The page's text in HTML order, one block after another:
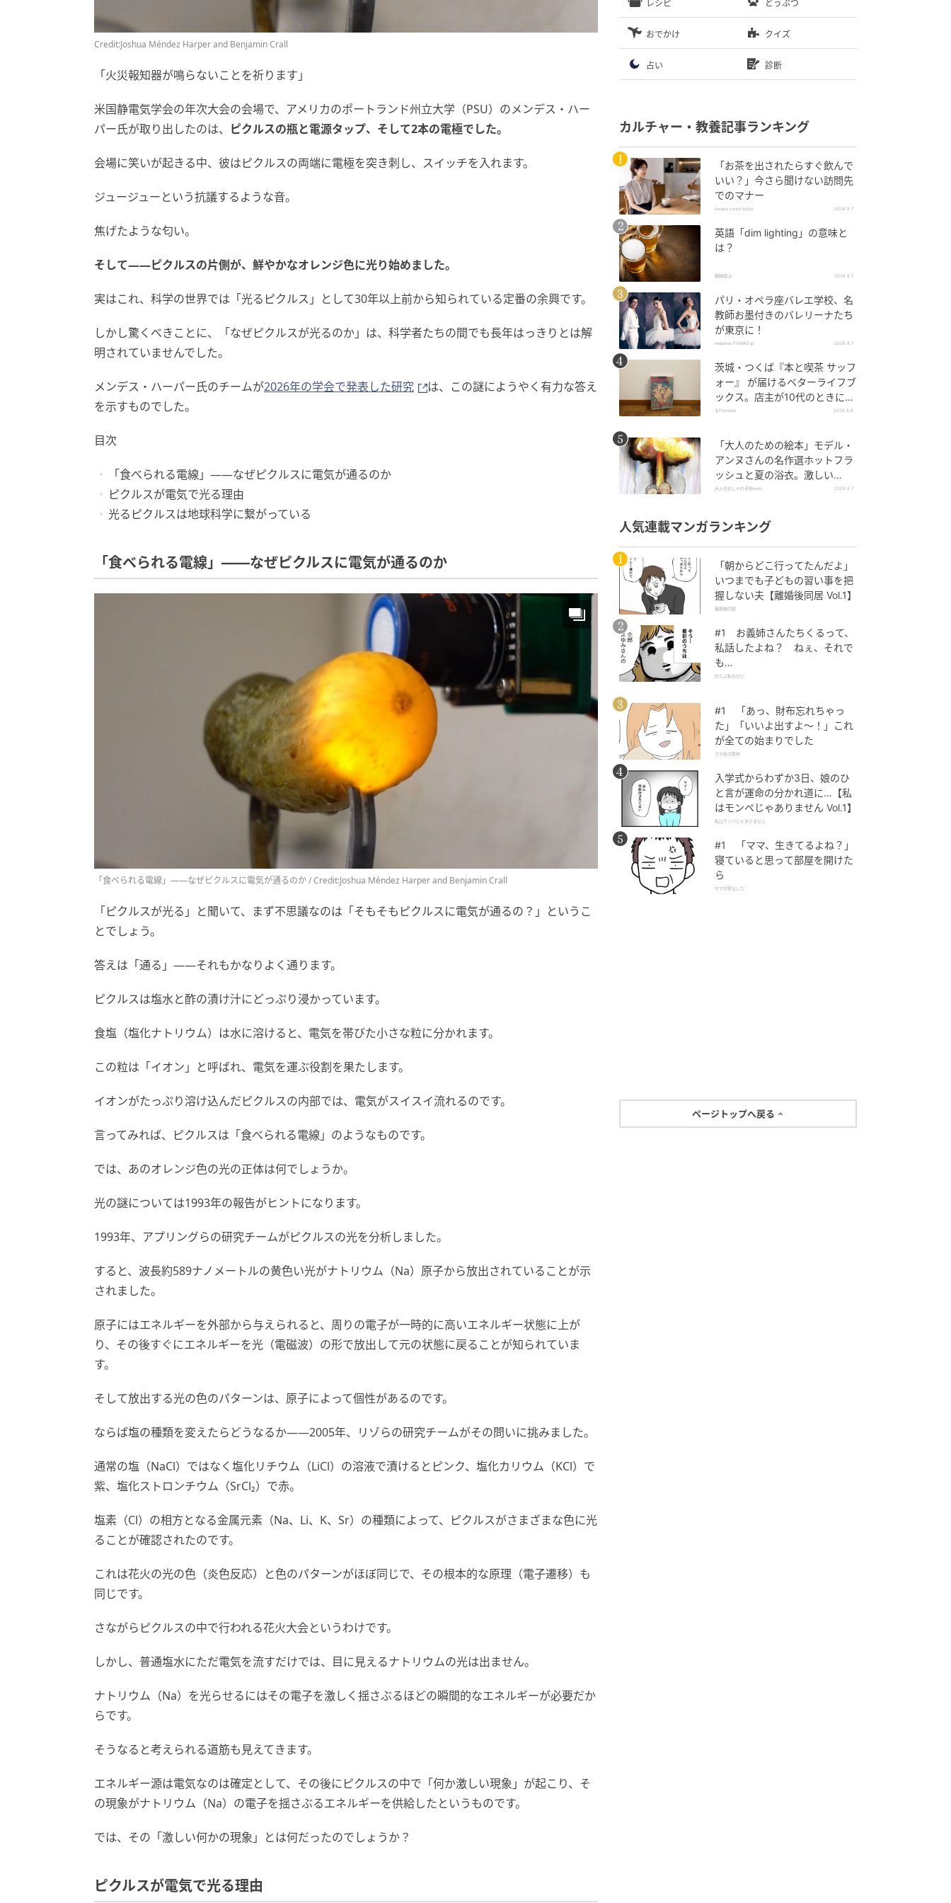
Credit:Joshua Méndez Harper and Benjamin Crall
「火災報知器が鳴らないことを祈ります」
米国静電気学会の年次大会の会場で、アメリカのポートランド州立大学（PSU）のメンデス・ハー
パー氏が取り出したのは、 ピクルスの瓶と電源タップ、そして2本の電極でした。
会場に笑いが起きる中、彼はピクルスの両端に電極を突き刺し、スイッチを入れます。
ジュージューという抗議するような音。
焦げたような匂い。
そして——ピクルスの片側が、鮮やかなオレンジ色に光り始めました。
実はこれ、科学の世界では「光るピクルス」として30年以上前から知られている定番の余興です。
しかし驚くべきことに、「なぜピクルスが光るのか」は、科学者たちの間でも長年はっきりとは解
明されていませんでした。
メンデス・ハーパー氏のチームが2026年の学会で発表した研究
は、この謎にようやく有力な答え
を示すものでした。
目次
「食べられる電線」——なぜピクルスに電気が通るのか
ピクルスが電気で光る理由
光るピクルスは地球科学に繋がっている
「食べられる電線」——なぜピクルスに電気が通るのか
「食べられる電線」——なぜピクルスに電気が通るのか / Credit:Joshua Méndez Harper and Benjamin Crall
「ピクルスが光る」と聞いて、まず不思議なのは「そもそもピクルスに電気が通るの？」というこ
とでしょう。
答えは「通る」——それもかなりよく通ります。
ピクルスは塩水と酢の漬け汁にどっぷり浸かっています。
食塩（塩化ナトリウム）は水に溶けると、電気を帯びた小さな粒に分かれます。
この粒は「イオン」と呼ばれ、電気を運ぶ役割を果たします。
イオンがたっぷり溶け込んだピクルスの内部では、電気がスイスイ流れるのです。
言ってみれば、ピクルスは「食べられる電線」のようなものです。
では、あのオレンジ色の光の正体は何でしょうか。
光の謎については1993年の報告がヒントになります。
1993年、アプリングらの研究チームがピクルスの光を分析しました。
すると、波長約589ナノメートルの黄色い光がナトリウム（Na）原子から放出されていることが示
されました。
原子にはエネルギーを外部から与えられると、周りの電子が一時的に高いエネルギー状態に上が
り、その後すぐにエネルギーを光（電磁波）の形で放出して元の状態に戻ることが知られていま
す。
そして放出する光の色のパターンは、原子によって個性があるのです。
ならば塩の種類を変えたらどうなるか——2005年、リゾらの研究チームがその問いに挑みました。
通常の塩（NaCl）ではなく塩化リチウム（LiCl）の溶液で漬けるとピンク、塩化カリウム（KCl）で
紫、塩化ストロンチウム（SrCl₂）で赤。
塩素（Cl）の相方となる金属元素（Na、Li、K、Sr）の種類によって、ピクルスがさまざまな色に光
ることが確認されたのです。
これは花火の光の色（炎色反応）と色のパターンがほぼ同じで、その根本的な原理（電子遷移）も
同じです。
さながらピクルスの中で行われる花火大会というわけです。
しかし、普通塩水にただ電気を流すだけでは、目に見えるナトリウムの光は出ません。
ナトリウム（Na）を光らせるにはその電子を激しく揺さぶるほどの瞬間的なエネルギーが必要だか
らです。
そうなると考えられる道筋も見えてきます。
エネルギー源は電気なのは確定として、その後にピクルスの中で「何か激しい現象」が起こり、そ
の現象がナトリウム（Na）の電子を揺さぶるエネルギーを供給したというものです。
では、その「激しい何かの現象」とは何だったのでしょうか？
ピクルスが電気で光る理由
レシピ どうぶつ
おでかけ クイズ
占い 診断
カルチャー・教養記事ランキング
「お茶を出されたらすぐ飲んで
いい？」今さら聞けない訪問先
でのマナー
beauty news tokyo 2026.8.7
英語「dim lighting」の意味と
は？
朝時間.jp 2026.8.7
パリ・オペラ座バレエ学校、名
教師お墨付きのバレリーナたち
が東京に！
madame FIGARO.jp 2026.8.7
茨城・つくば『本と喫茶 サッフ
ォー』 が届けるベターライフブ
ックス。店主が10代のときに、
私の生き方を変えた本として挙
散弾銃』。
＆Premium 2026.8.6
「大人のための絵本」モデル・
アンヌさんの名作選ホットフラ
ッシュと夏の浴衣。激しい
「熱」が教えてくれた平和の絵
っ！』～vol.47
大人のおしゃれ手帖web 2026.8.7
人気連載マンガランキング
「朝からどこ行ってたんだよ」
いつまでも子どもの習い事を把
握しない夫【離婚後同居 Vol.1】
離婚後同居
#1 お義姉さんたちくるって、
私話したよね？ ねぇ、それで
も…
ぜんぶ私のせい
#1 「あっ、財布忘れちゃっ
た」「いいよ出すよ〜！」これ
が全ての始まりでした
ママ友の財布
入学式からわずか3日、娘のひ
と言が運命の分かれ道に…【私
はモンペじゃありません Vol.1】
私はモンペじゃありません
#1 「ママ、生きてるよね？」
寝ていると思って部屋を開けた
ら
ママが家出した
ページトップへ戻る